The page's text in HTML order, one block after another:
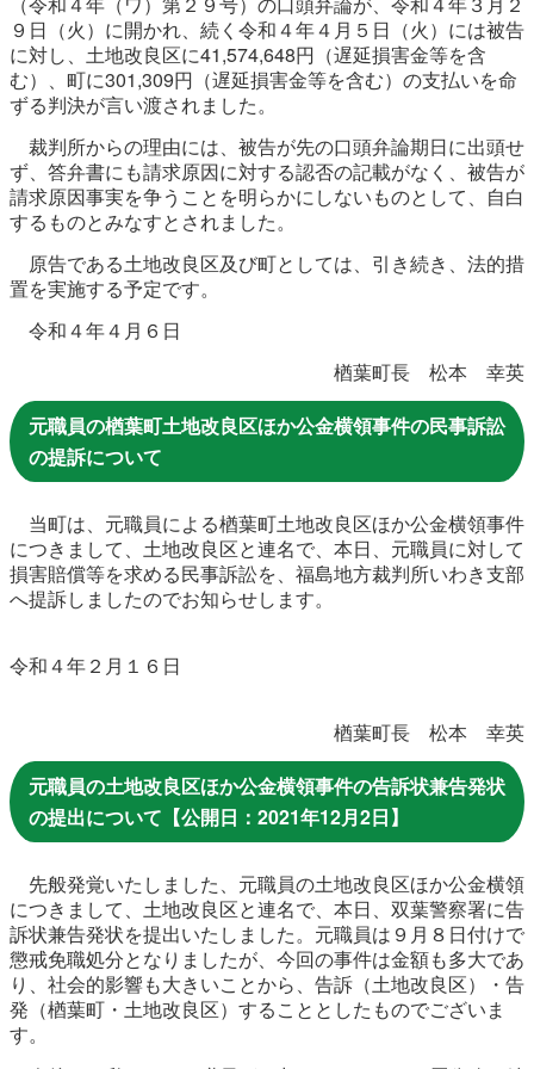
農林水産業 新規造成区画
町役場・施設 広報・広聴
予算・決算
例規集
イベント 観光ならは
９日（火）に開かれ、続く令和４年４月５日（火）には被告
に対し、土地改良区に41,574,648円（遅延損害金等を含
む）、町に301,309円（遅延損害金等を含む）の支払いを命
ずる判決が言い渡されました。
裁判所からの理由には、被告が先の口頭弁論期日に出頭せ
ず、答弁書にも請求原因に対する認否の記載がなく、被告が
請求原因事実を争うことを明らかにしないものとして、自白
するものとみなすとされました。
原告である土地改良区及び町としては、引き続き、法的措
置を実施する予定です。
令和４年４月６日
楢葉町長 松本 幸英
元職員の楢葉町土地改良区ほか公金横領事件の民事訴訟
の提訴について
当町は、元職員による楢葉町土地改良区ほか公金横領事件
につきまして、土地改良区と連名で、本日、元職員に対して
損害賠償等を求める民事訴訟を、福島地方裁判所いわき支部
へ提訴しましたのでお知らせします。
令和４年２月１６日
楢葉町長 松本 幸英
元職員の土地改良区ほか公金横領事件の告訴状兼告発状
の提出について【公開日：2021年12月2日】
先般発覚いたしました、元職員の土地改良区ほか公金横領
につきまして、土地改良区と連名で、本日、双葉警察署に告
訴状兼告発状を提出いたしました。元職員は９月８日付けで
懲戒免職処分となりましたが、今回の事件は金額も多大であ
り、社会的影響も大きいことから、告訴（土地改良区）・告
発（楢葉町・土地改良区）することとしたものでございま
す。